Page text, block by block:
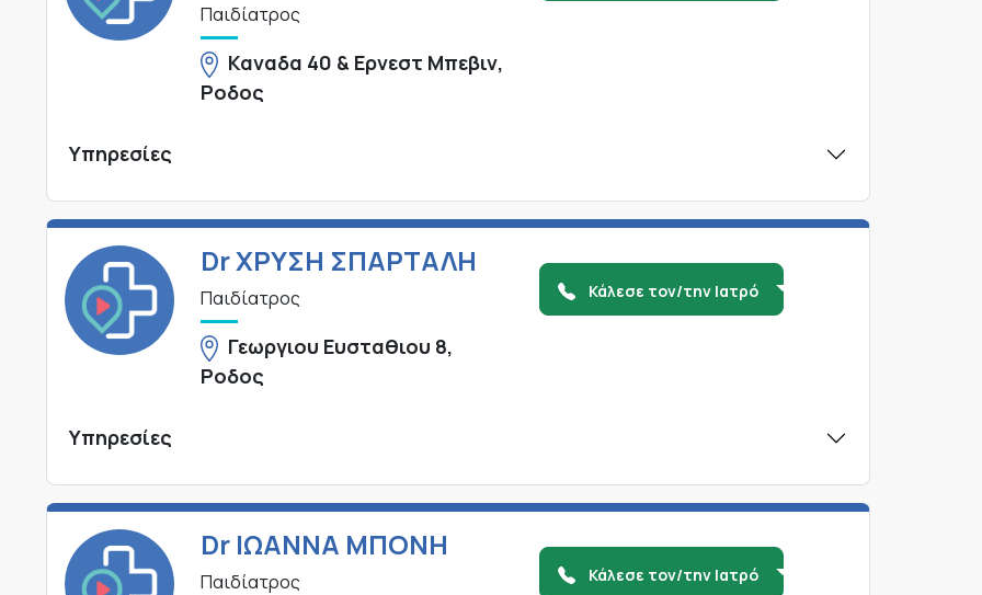
Παιδίατρος
Καναδα 40 & Ερνεστ Μπεβιν,
Ροδος
Υπηρεσίες
Dr ΧΡΥΣΗ ΣΠΑΡΤΑΛΗ
Παιδίατρος
Γεωργιου Ευσταθιου 8,
Ροδος
Κάλεσε τον/την Ιατρό
Υπηρεσίες
Dr ΙΩΑΝΝΑ ΜΠΟΝΗ
Παιδίατρος Κάλεσε τον/την Ιατρό